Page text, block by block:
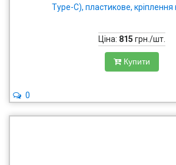
Type-C), пластикове, кріплення
Ціна: 815 грн./шт.
Купити
0